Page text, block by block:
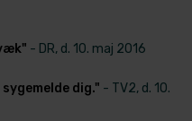
- DR, d. 10. maj 2016
dig." - TV2, d. 10.